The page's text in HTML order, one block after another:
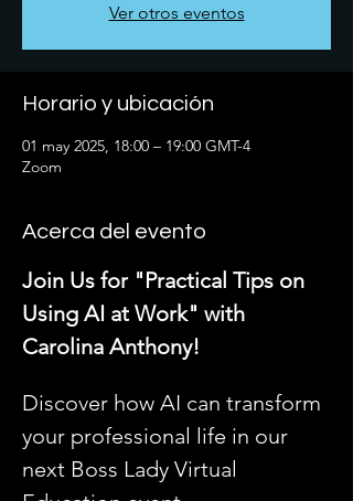
Ver otros eventos
Horario y ubicación
01 may 2025, 18:00 – 19:00 GMT-4
Zoom
Acerca del evento
Join Us for "Practical Tips on
Using AI at Work" with
Carolina Anthony!
Discover how AI can transform
your professional life in our
next Boss Lady Virtual